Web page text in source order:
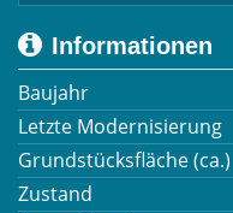
Informationen
Baujahr
Letzte Modernisierung
Grundstücksfläche (ca.)
Zustand